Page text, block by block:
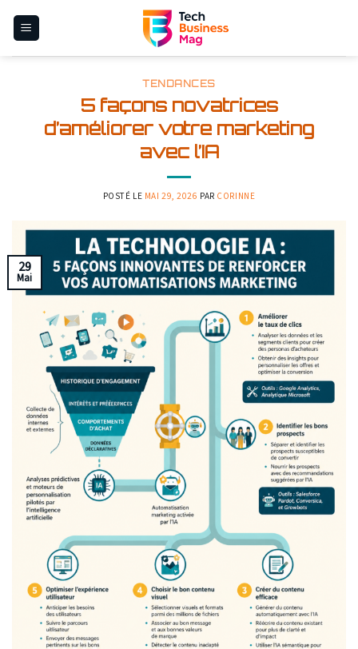
TENDANCES
5 façons novatrices
d’améliorer votre marketing
avec l’IA
POSTÉ LE MAI 29, 2026 PAR CORINNE
29
Mai